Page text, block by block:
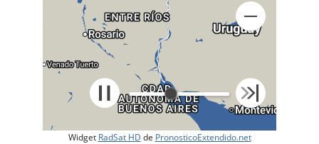
Widget RadSat HD de PronosticoExtendido.net